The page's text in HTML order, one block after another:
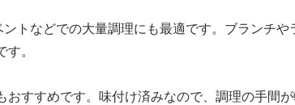
トなどでの大量調理にも最適です。ブランチや
。
すすめです。味付け済みなので、調理の手間